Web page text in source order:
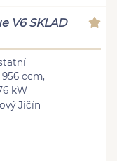
V6 SKLAD
956 ccm,
kW
Jičín